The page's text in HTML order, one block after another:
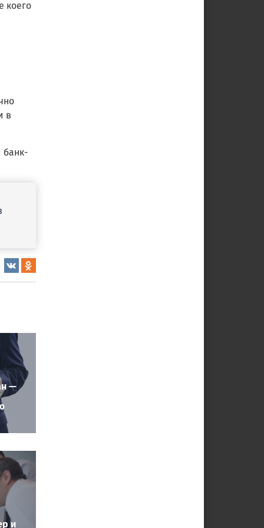
коего
в
банк-
—
и